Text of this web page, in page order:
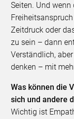
Seiten. Und
Zeitdruck oder
zu sein – dann
Verständlich,
denken – mit
Was können die
sich und andere
Wichtig ist